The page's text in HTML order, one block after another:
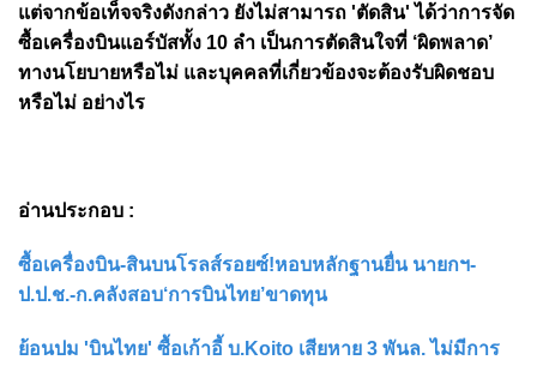
แต่จากข้อเท็จจริงดังกล่าว ยังไม่สามารถ 'ตัดสิน' ได้ว่าการจัด
ซื้อเครื่องบินแอร์บัสทั้ง 10 ลำ เป็นการตัดสินใจที่ ‘ผิดพลาด’
ทางนโยบายหรือไม่ และบุคคลที่เกี่ยวข้องจะต้องรับผิดชอบ
หรือไม่ อย่างไร
อ่านประกอบ :
ซื้อเครื่องบิน-สินบนโรลส์รอยซ์!หอบหลักฐานยื่น นายกฯ-
ป.ป.ช.-ก.คลังสอบ‘การบินไทย’ขาดทุน
ย้อนปม 'บินไทย' ซื้อเก้าอี้ บ.Koito เสียหาย 3 พันล. ไม่มีการ